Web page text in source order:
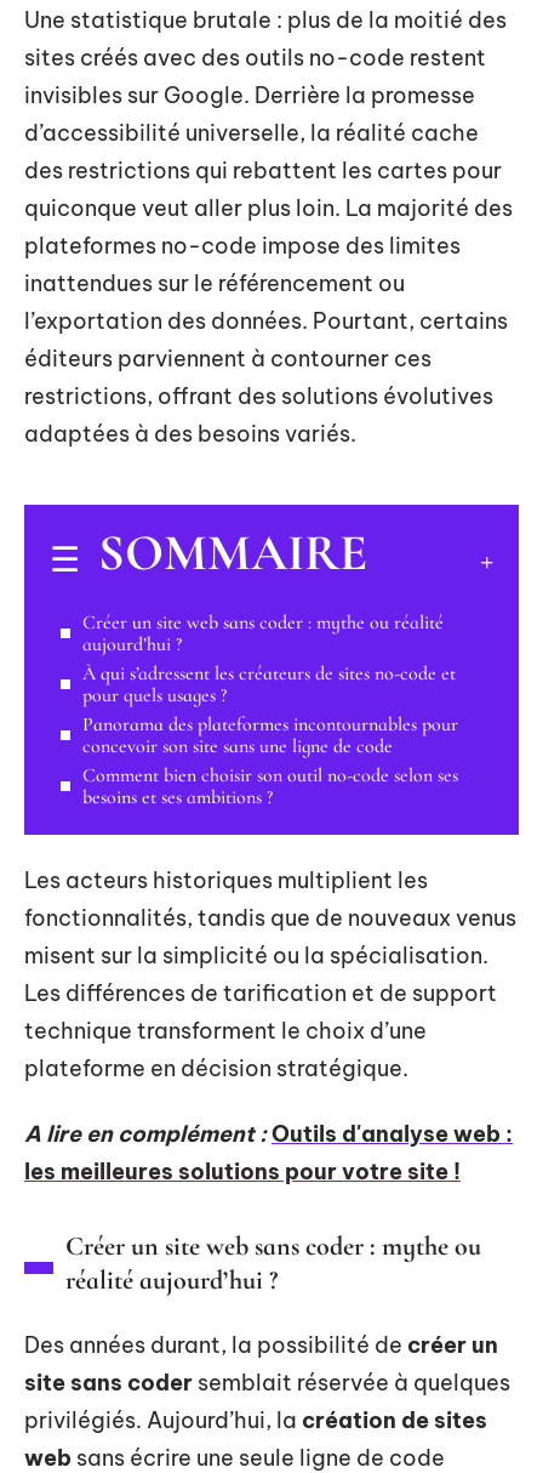
Une statistique brutale : plus de la moitié des
sites créés avec des outils no-code restent
invisibles sur Google. Derrière la promesse
d’accessibilité universelle, la réalité cache
des restrictions qui rebattent les cartes pour
quiconque veut aller plus loin. La majorité des
plateformes no-code impose des limites
inattendues sur le référencement ou
l’exportation des données. Pourtant, certains
éditeurs parviennent à contourner ces
restrictions, offrant des solutions évolutives
adaptées à des besoins variés.
SOMMAIRE
Créer un site web sans coder : mythe ou réalité
aujourd’hui ?
À qui s’adressent les créateurs de sites no-code et
pour quels usages ?
Panorama des plateformes incontournables pour
concevoir son site sans une ligne de code
Comment bien choisir son outil no-code selon ses
besoins et ses ambitions ?
Les acteurs historiques multiplient les
fonctionnalités, tandis que de nouveaux venus
misent sur la simplicité ou la spécialisation.
Les différences de tarification et de support
technique transforment le choix d’une
plateforme en décision stratégique.
A lire en complément :Outils d'analyse web :
les meilleures solutions pour votre site !
Créer un site web sans coder : mythe ou
réalité aujourd’hui ?
Des années durant, la possibilité de créer un
site sans coder semblait réservée à quelques
privilégiés. Aujourd’hui, la création de sites
web sans écrire une seule ligne de code